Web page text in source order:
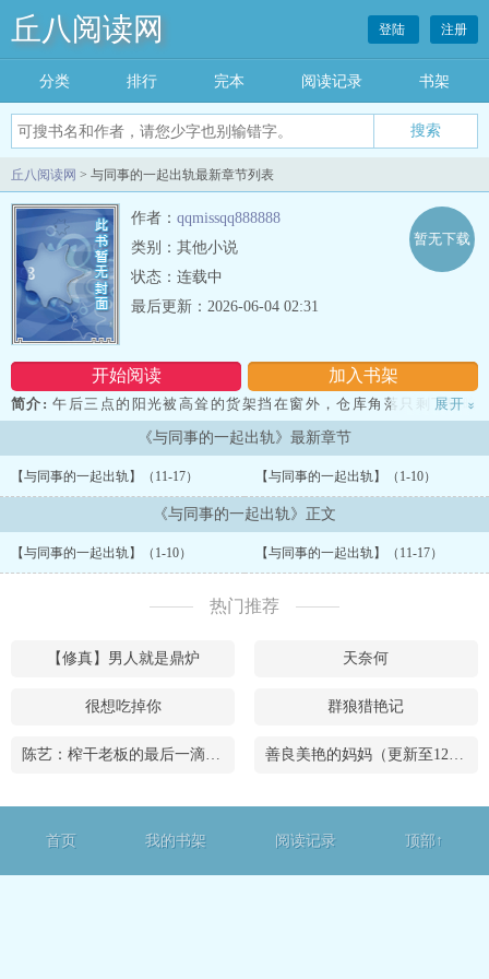
丘八阅读网 登陆 注册
分类 排行 完本 阅读记录 书架
丘八阅读网 > 与同事的一起出轨最新章节列表
作者： qqmissqq888888
类别：其他小说
状态：连载中
开始阅读 加入书架
暂无下载
最后更新：2026-06-04 02:31
简介: 午后三点的阳光被高耸的货架挡在窗外，仓库角落只剩下昏暗
的yin影和浓重的纸箱味。这几周的专案像大山一样压下来，每个人都
展开 »
《与同事的一起出轨》最新章节
【与同事的一起出轨】（11-17） 【与同事的一起出轨】（1-10）
《与同事的一起出轨》正文
【与同事的一起出轨】（1-10） 【与同事的一起出轨】（11-17）
热门推荐
【修真】男人就是鼎炉 天奈何
很想吃掉你 群狼猎艳记
陈艺：榨干老板的最后一滴精液 善良美艳的妈妈（更新至12章）
首页 我的书架 阅读记录 顶部↑